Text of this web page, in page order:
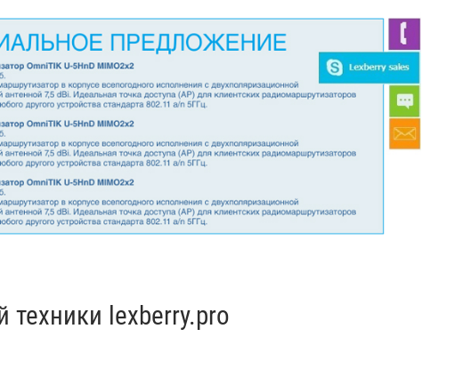
техники lexberry.pro